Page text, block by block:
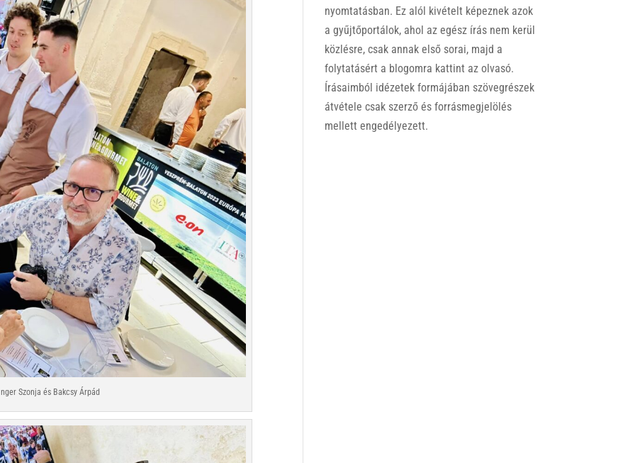
Szonja és Bakcsy Árpád
nyomtatásban. Ez alól kivételt képeznek azok
a gyűjtőportálok, ahol az egész írás nem kerül
közlésre, csak annak első sorai, majd a
folytatásért a blogomra kattint az olvasó.
Írásaimból idézetek formájában szövegrészek
átvétele csak szerző és forrásmegjelölés
mellett engedélyezett.